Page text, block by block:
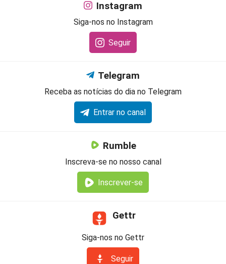
Instagram
Siga-nos no Instagram
Seguir
Telegram
Receba as notícias do dia no Telegram
Entrar no canal
Rumble
Inscreva-se no nosso canal
Inscrever-se
Gettr
Siga-nos no Gettr
Seguir